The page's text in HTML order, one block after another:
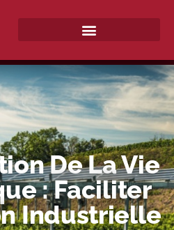
De La Vie
: Faciliter
Industrielle